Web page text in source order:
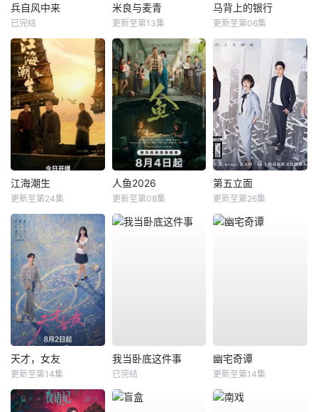
兵自风中来
已完结
米良与麦青
更新至第13集
马背上的银行
更新至第06集
江海潮生
更新至第24集
人鱼2026
更新至第08集
第五立面
更新至第26集
天才，女友
更新至第14集
我当卧底这件事
已完结
幽宅奇谭
更新至第14集